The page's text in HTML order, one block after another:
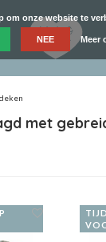
met
om onze website te
NEE Meer